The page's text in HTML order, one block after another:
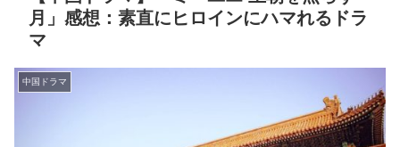
月」感想：素直にヒロインにハマれるドラ
マ
中国ドラマ